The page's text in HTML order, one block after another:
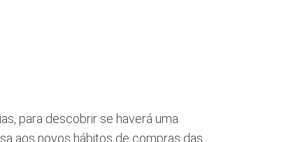
para descobrir se haverá uma
aos novos hábitos de compras das